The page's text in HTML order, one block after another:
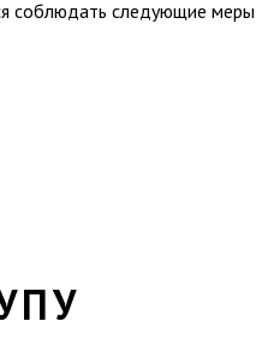
соблюдать следующие меры